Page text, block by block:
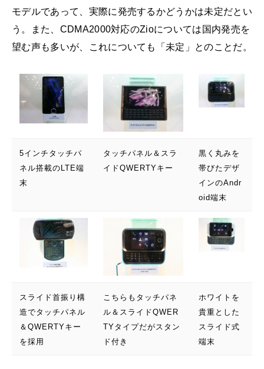
モデルであって、実際に発売するかどうかは未定だとい
う。また、CDMA2000対応のZioについては国内発売を
望む声も多いが、これについても「未定」とのことだ。
5インチタッチパ
ネル搭載のLTE端
末
タッチパネル＆スラ
イドQWERTYキー
黒く丸みを
帯びたデザ
インのAndr
oid端末
スライド首振り構
造でタッチパネル
＆QWERTYキー
を採用
こちらもタッチパネ
ル＆スライドQWER
TYタイプだがスタン
ド付き
ホワイトを
貴重とした
スライド式
端末